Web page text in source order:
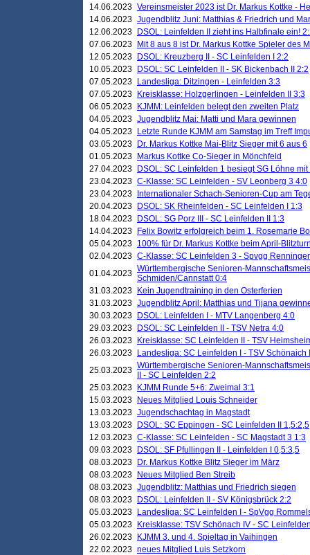
14.06.2023 Vereinsmeister 2023 ist Dr. Markus Kottke -
14.06.2023 Jugendblitz Juni: Matthias & Friedrich und
12.06.2023
DSOL: Leinfelden II zieht ins Halbfinale ein!
07.06.2023
Mit 8 aus 8 ist Dr. Markus Kottke Spieler des
12.05.2023
DSOL: Kreuzberg II - SC Leinfelden I 2:2
10.05.2023
DSOL: SC Leinfelden II - SK Bickenbach II 2:2
07.05.2023
Landesliga: Ditzingen - Leinfelden 3:3
07.05.2023
Kreisklasse: Holzgerlingen - Leinfelden II 3:3
06.05.2023
KJMM: Leinfelden belegt den zweiten Platz
04.05.2023 Jugendblitz Mai: Matti und Mara gewinnen
04.05.2023
Letzte Runde KJMM am Samstag im Treff
03.05.2023
Dr. Markus Kottke Mai-Blitz Sieger mit 6 aus 6
01.05.2023
Markus Kottke Co-Sieger in Mönchfeld
27.04.2023
DSOL: SC Leinfelden 1 besiegt SG Löhne mit
23.04.2023 C-Klasse: SC Leinfelden - SV Leonberg 3 4:0
23.04.2023
Internationaler Schach-Senioren-Cup am
20.04.2023
DSOL: SK Rheinfelden - SC Leinfelden I 1:3
18.04.2023
DSOL: SG Porz III - SC Leinfelden II 1:3
14.04.2023
Felix Bowitz erfolgreich beim 1. Rosemarie
05.04.2023 100% für Dr. Markus Kottke beim April-
02.04.2023 C-Klasse: SC Leinfelden 3 - Spvgg
01.04.2023 Württembergische Senioren-
Schmiden/Cannstatt 0:4
31.03.2023
Kein Jugendtraining in den Osterferien
31.03.2023 Jugendblitz April: Matthias und Tijana
30.03.2023
DSOL: Leinfelden I - MTV Langenberg 4:0
29.03.2023
DSOL: SC Leinfelden II - TSV Netra 4:0
26.03.2023
Kreisklasse: SC Leinfelden II - TSV
26.03.2023
Landesliga: SC Leinfelden I - TSV Schönaich
25.03.2023 Württembergische Senioren-
II - SC Leinfelden 2:2
25.03.2023
KJMM Runde 5+6: Zweimal 3:1
15.03.2023
Neues Mitglied Louis Schneider
13.03.2023 Jugendschachtag in Magstadt
13.03.2023
DSOL: SC Eppingen - SC Leinfelden II 1,5:2,5
12.03.2023 C-Klasse: SC Leinfelden - SC Magstadt 3 1:3
09.03.2023
DSOL: SF Pfullingen II - Leinfelden I 0,5:3,5
08.03.2023
Dr. Markus Kottke Blitz Sieger im März
08.03.2023
Neues Mitglied Ben Streib
08.03.2023 Jugendblitz: Matthias und Friedrich siegen
08.03.2023
DSOL: Leinfelden II - SV Königsbrück 2:2
05.03.2023
Landesliga: SC Leinfelden I - SpVgg
05.03.2023
Kreisklasse: TSV Schönach IV - SC
26.02.2023
KJMM 3. und 4. Spieltag in Vaihingen
22.02.2023 neues Mitglied Luis Setzkorn